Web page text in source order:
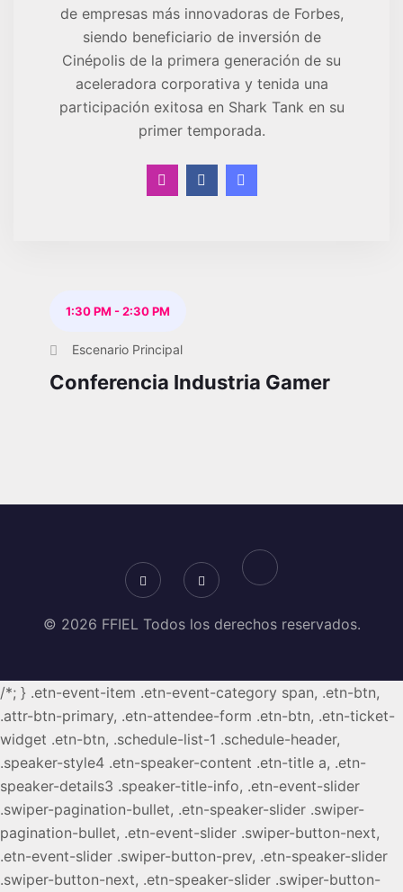
de empresas más innovadoras de Forbes,
siendo beneficiario de inversión de
Cinépolis de la primera generación de su
aceleradora corporativa y tenida una
participación exitosa en Shark Tank en su
primer temporada.
1:30 PM -2:30 PM
Escenario Principal
Conferencia Industria Gamer
© 2026 FFIEL Todos los derechos reservados.
/*; } .etn-event-item .etn-event-category span, .etn-btn,
.attr-btn-primary, .etn-attendee-form .etn-btn, .etn-ticket-
widget .etn-btn, .schedule-list-1 .schedule-header,
.speaker-style4 .etn-speaker-content .etn-title a, .etn-
speaker-details3 .speaker-title-info, .etn-event-slider
.swiper-pagination-bullet, .etn-speaker-slider .swiper-
pagination-bullet, .etn-event-slider .swiper-button-next,
.etn-event-slider .swiper-button-prev, .etn-speaker-slider
.swiper-button-next, .etn-speaker-slider .swiper-button-